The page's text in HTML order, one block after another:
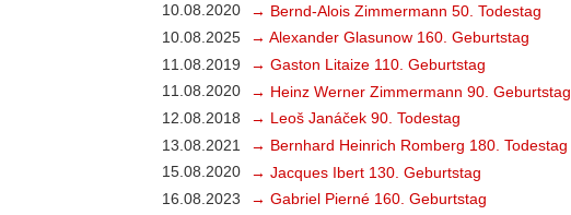
10.08.2020
→ Bernd-Alois Zimmermann 50. Todestag
10.08.2025
→ Alexander Glasunow 160. Geburtstag
11.08.2019
→ Gaston Litaize 110. Geburtstag
11.08.2020
→ Heinz Werner Zimmermann 90. Geburtstag
12.08.2018
→ Leoš Janáček 90. Todestag
13.08.2021
→ Bernhard Heinrich Romberg 180. Todestag
15.08.2020
→ Jacques Ibert 130. Geburtstag
16.08.2023
→ Gabriel Pierné 160. Geburtstag